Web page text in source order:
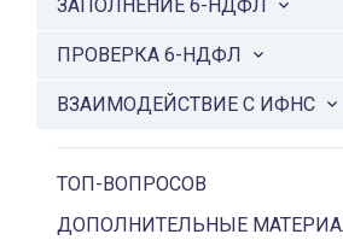
ЗАПОЛНЕНИЕ 6-НДФЛ
ПРОВЕРКА 6-НДФЛ
ВЗАИМОДЕЙСТВИЕ С ИФНС
ТОП-ВОПРОСОВ
ДОПОЛНИТЕЛЬНЫЕ